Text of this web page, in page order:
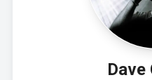
Dave